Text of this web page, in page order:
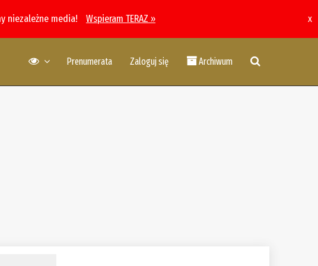
niezależne media! Wspieram TERAZ » x
Prenumerata Zaloguj się Archiwum